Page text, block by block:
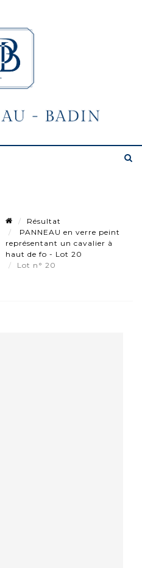
Résultat
PANNEAU en verre peint
représentant un cavalier à
haut de fo - Lot 20
Lot n° 20